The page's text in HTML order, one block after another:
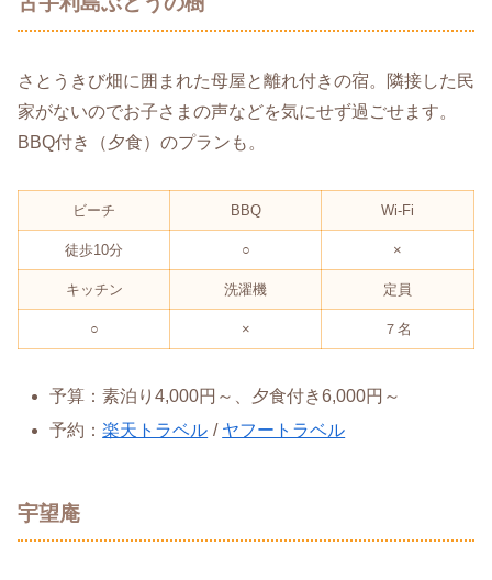
さとうきび畑に囲まれた母屋と離れ付きの宿。隣接した民
家がないのでお子さまの声などを気にせず過ごせます。
BBQ付き（夕食）のプランも。
ビーチ BBQ Wi-Fi
徒歩10分 ○ ×
キッチン 洗濯機 定員
○ × ７名
予算：素泊り4,000円～、夕食付き6,000円～
予約：楽天トラベル / ヤフートラベル
宇望庵